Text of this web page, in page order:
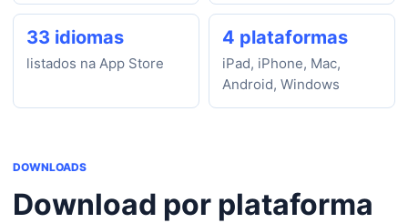
33 idiomas
listados na App Store
4 plataformas
iPad, iPhone, Mac,
Android, Windows
DOWNLOADS
Download por plataforma